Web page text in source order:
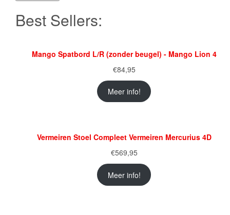
Best Sellers:
Mango Spatbord L/R (zonder beugel) - Mango Lion 4
€84,95
Meer info!
Vermeiren Stoel Compleet Vermeiren Mercurius 4D
€569,95
Meer info!